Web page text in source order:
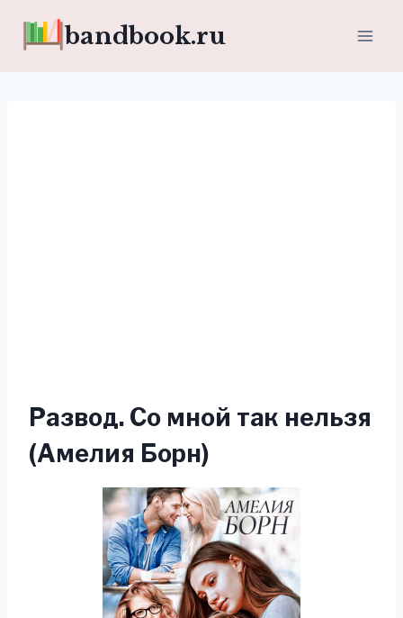
bandbook.ru
Развод. Со мной так нельзя
(Амелия Борн)